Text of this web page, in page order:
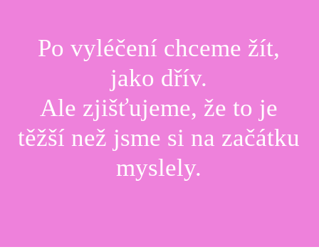
Po vyléčení chceme žít,
jako dřív.
Ale zjišťujeme, že to je
těžší než jsme si na začátku
myslely.